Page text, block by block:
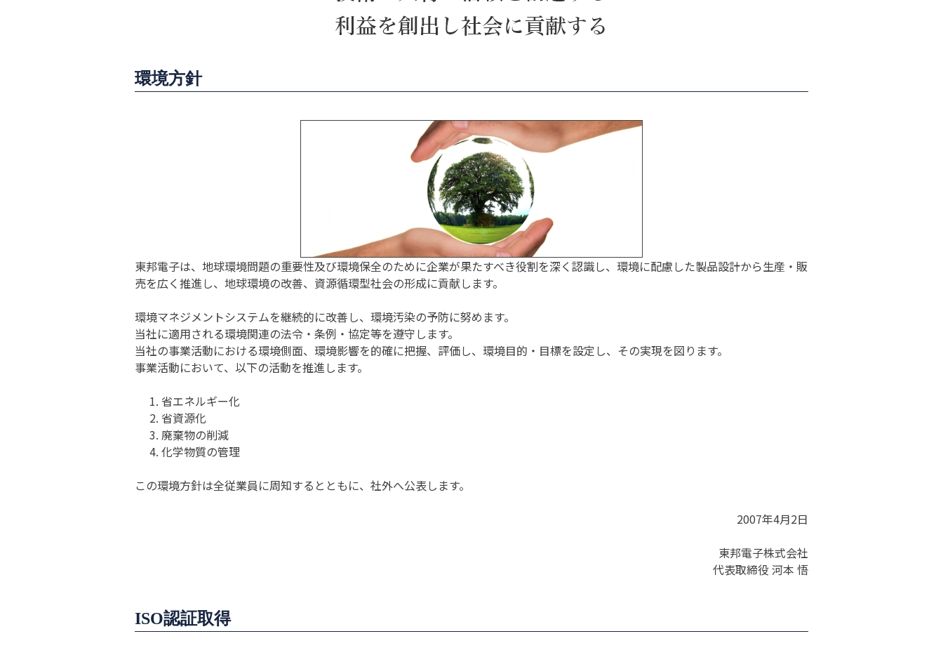
環境方針
東邦電子は、地球環境問題の重要性及び環境保全のために企業が果たすべき役割を深く認識し、環境に配慮した製品設計から生産・販
売を広く推進し、地球環境の改善、資源循環型社会の形成に貢献します。
環境マネジメントシステムを継続的に改善し、環境汚染の予防に努めます。
当社に適用される環境関連の法令・条例・協定等を遵守します。
当社の事業活動における環境側面、環境影響を的確に把握、評価し、環境目的・目標を設定し、その実現を図ります。
事業活動において、以下の活動を推進します。
省エネルギー化
省資源化
廃棄物の削減
化学物質の管理
この環境方針は全従業員に周知するとともに、社外へ公表します。
2007年4月2日
東邦電子株式会社
代表取締役 河本 悟
ISO認証取得